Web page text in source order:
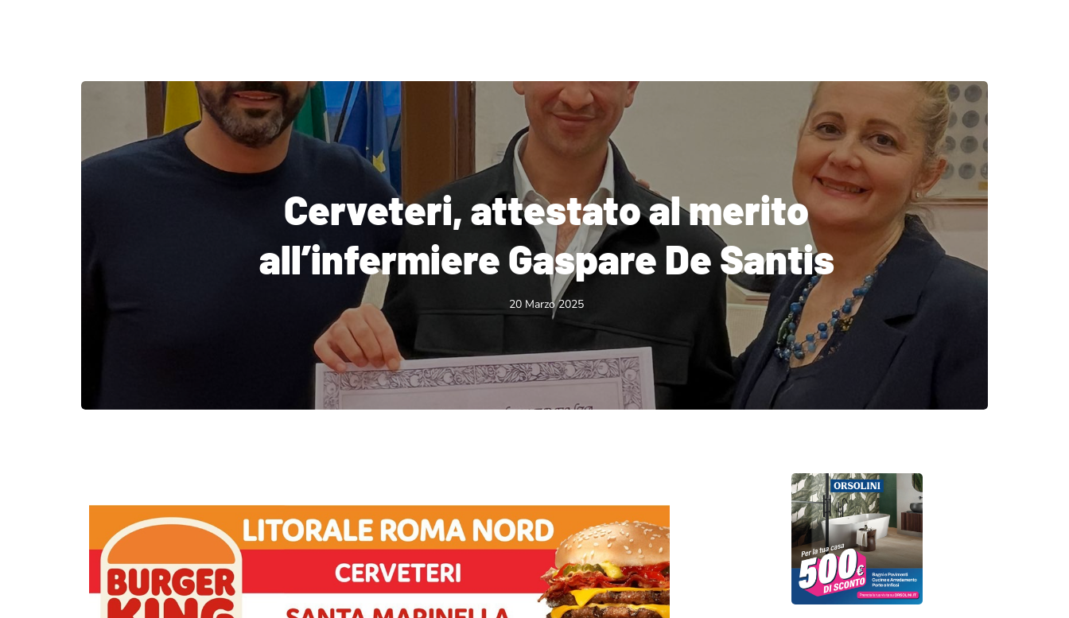
Cerveteri, attestato al merito
all’infermiere Gaspare De Santis
20 Marzo 2025